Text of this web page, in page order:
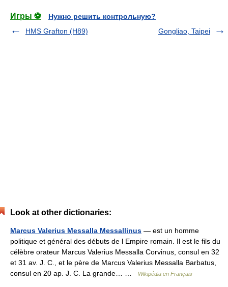
Игры ⚽
Нужно решить контрольную?
HMS Grafton (H89)
Gongliao, Taipei
Look at other dictionaries:
Marcus Valerius Messalla Messallinus — est un homme
politique et général des débuts de l Empire romain. Il est le fils du
célèbre orateur Marcus Valerius Messalla Corvinus, consul en 32
et 31 av. J. C., et le père de Marcus Valerius Messalla Barbatus,
consul en 20 ap. J. C. La grande… …
Wikipédia en Français